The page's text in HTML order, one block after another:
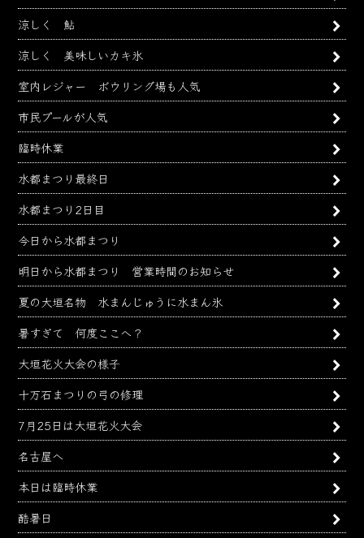
涼しく 鮎
涼しく 美味しいカキ氷
室内レジャー ボウリング場も人気
市民プールが人気
臨時休業
水都まつり最終日
水都まつり2日目
今日から水都まつり
明日から水都まつり 営業時間のお知らせ
夏の大垣名物 水まんじゅうに水まん氷
暑すぎて 何度ここへ？
大垣花火大会の様子
十万石まつりの弓の修理
7月25日は大垣花火大会
名古屋へ
本日は臨時休業
酷暑日